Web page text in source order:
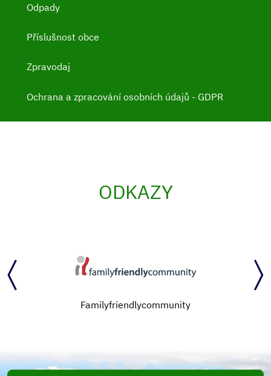
Odpady
Příslušnost obce
Zpravodaj
Ochrana a zpracování osobních údajů - GDPR
ODKAZY
Familyfriendlycommunity